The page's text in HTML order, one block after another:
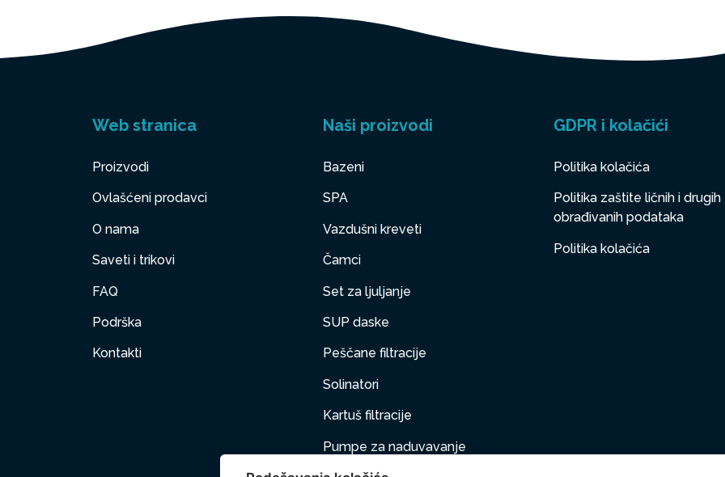
Web stranica
Proizvodi
Ovlašćeni prodavci
O nama
Saveti i trikovi
FAQ
Podrška
Kontakti
Naši proizvodi
Bazeni
SPA
Vazdušni kreveti
Čamci
Set za ljuljanje
SUP daske
Peščane filtracije
Solinatori
Kartuš filtracije
Pumpe za naduvavanje
GDPR i kolačići
Politika kolačića
Politika zaštite ličnih i drugih
obrađivanih podataka
Politika kolačića